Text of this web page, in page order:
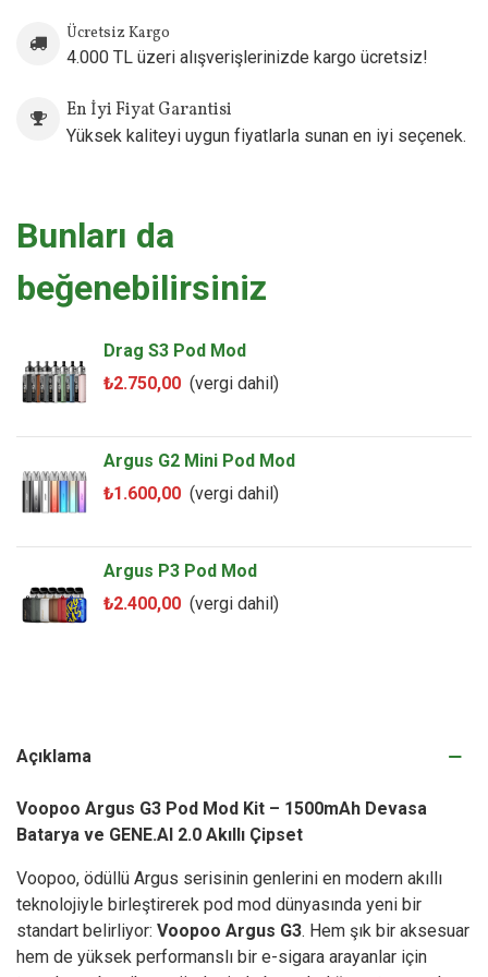
1 x Boyun Askısı ve Kullanım Kılavuzu
Ücretsiz Kargo
4.000 TL üzeri alışverişlerinizde kargo ücretsiz!
En İyi Fiyat Garantisi
Yüksek kaliteyi uygun fiyatlarla sunan en iyi seçenek.
Bunları da
beğenebilirsiniz
Drag S3 Pod Mod
₺2.750,00 (vergi dahil)
Argus G2 Mini Pod Mod
₺1.600,00 (vergi dahil)
Argus P3 Pod Mod
₺2.400,00 (vergi dahil)
Açıklama
Voopoo Argus G3 Pod Mod Kit – 1500mAh Devasa
Batarya ve GENE.AI 2.0 Akıllı Çipset
Voopoo, ödüllü Argus serisinin genlerini en modern akıllı
teknolojiyle birleştirerek pod mod dünyasında yeni bir
standart belirliyor: Voopoo Argus G3. Hem şık bir aksesuar
hem de yüksek performanslı bir e-sigara arayanlar için